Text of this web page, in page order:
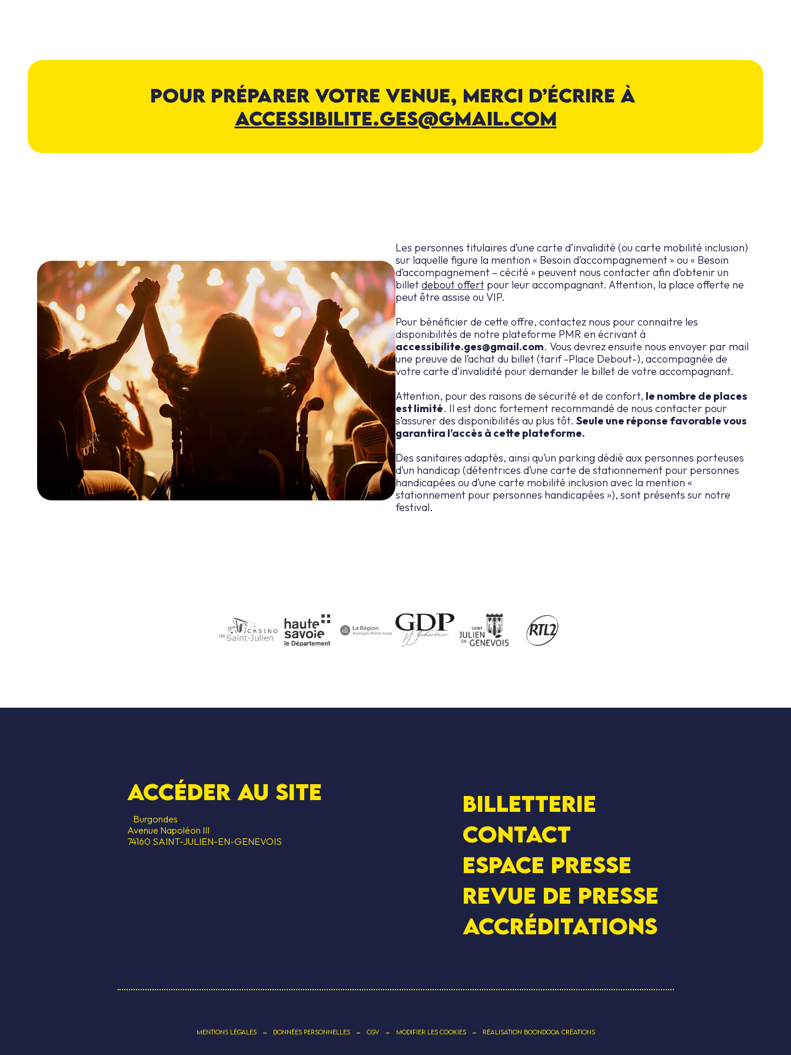
Pour préparer votre venue, merci d’écrire à
accessibilite.ges@gmail.com
Les personnes titulaires d’une carte d’invalidité (ou carte mobilité inclusion)
sur laquelle figure la mention « Besoin d’accompagnement » ou « Besoin
d’accompagnement – cécité » peuvent nous contacter afin d’obtenir un
billetdebout offert pour leur accompagnant. Attention, la place offerte ne
peut être assise ou VIP.
Pour bénéficier de cette offre, contactez nous pour connaitre les
disponibilités de notre plateforme PMR en écrivant à
accessibilite.ges@gmail.com. Vous devrez ensuite nous envoyer par mail
une preuve de l’achat du billet (tarif -Place Debout-), accompagnée de
votre carte d'invalidité pour demander le billet de votre accompagnant.
Attention, pour des raisons de sécurité et de confort, le nombre de places
est limité. Il est donc fortement recommandé de nous contacter pour
s’assurer des disponibilités au plus tôt. Seule une réponse favorable vous
garantira l’accès à cette plateforme.
Des sanitaires adaptés, ainsi qu’un parking dédié aux personnes porteuses
d’un handicap (détentrices d’une carte de stationnement pour personnes
handicapées ou d’une carte mobilité inclusion avec la mention «
stationnement pour personnes handicapées »), sont présents sur notre
festival.
Accéder au SITE
Burgondes
Avenue Napoléon III
74160 SAINT-JULIEN-EN-GENEVOIS
Billetterie
Contact
Espace presse
Revue de presse
Accréditations
MENTIONS LÉGALES - DONNÉES PERSONNELLES - CGV - MODIFIER LES COOKIES - RÉALISATION BOONDOOA CRÉATIONS